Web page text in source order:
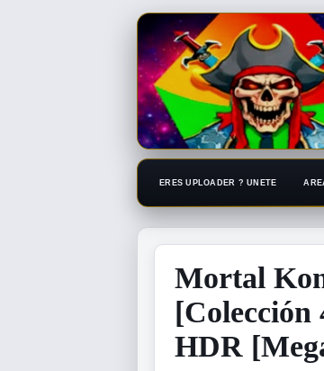
ERES UPLOADER ? UNETE
Mortal
HDR